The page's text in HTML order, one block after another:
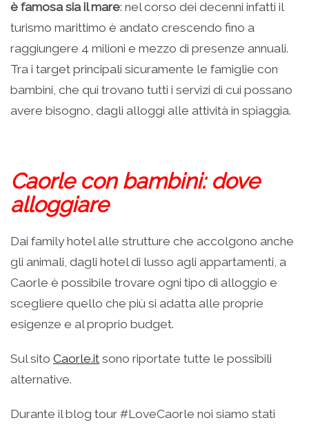
è famosa sia il mare: nel corso dei decenni infatti il
turismo marittimo è andato crescendo fino a
raggiungere 4 milioni e mezzo di presenze annuali.
Tra i target principali sicuramente le famiglie con
bambini, che qui trovano tutti i servizi di cui possano
avere bisogno, dagli alloggi alle attività in spiaggia.
Caorle con bambini: dove
alloggiare
Dai family hotel alle strutture che accolgono anche
gli animali, dagli hotel di lusso agli appartamenti, a
Caorle è possibile trovare ogni tipo di alloggio e
scegliere quello che più si adatta alle proprie
esigenze e al proprio budget.
Sul sito Caorle.it sono riportate tutte le possibili
alternative.
Durante il blog tour #LoveCaorle noi siamo stati